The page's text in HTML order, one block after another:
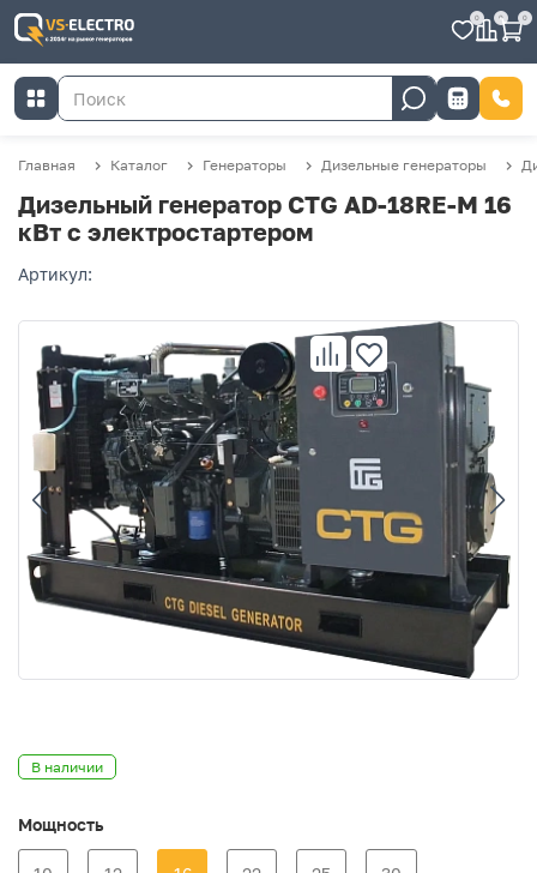
0 0 0
Главная Каталог Генераторы Дизельные генераторы
Дизельный генератор CTG AD-18RE-M 16
кВт с электростартером
Артикул:
В наличии
Мощность